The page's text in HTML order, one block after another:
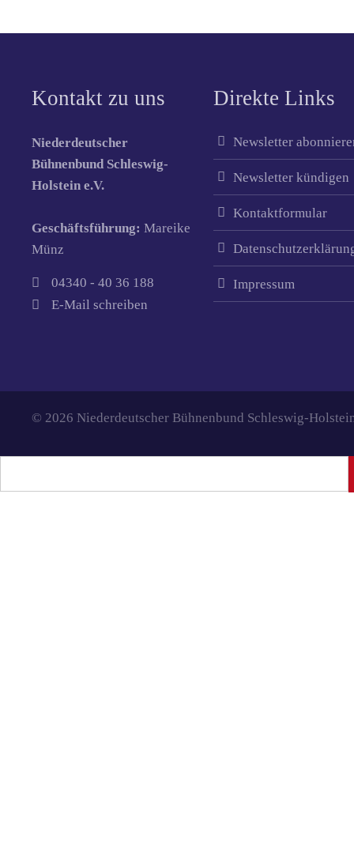
Kontakt zu uns
Niederdeutscher
Bühnenbund Schleswig-
Holstein e.V.
Geschäftsführung:Mareike
Münz
04340 - 40 36 188
E-Mail schreiben
Direkte Links
Newsletter
Newsletter kündigen
Kontaktformular
Impressum
© 2026 Niederdeutscher Bühnenbund Schleswig-